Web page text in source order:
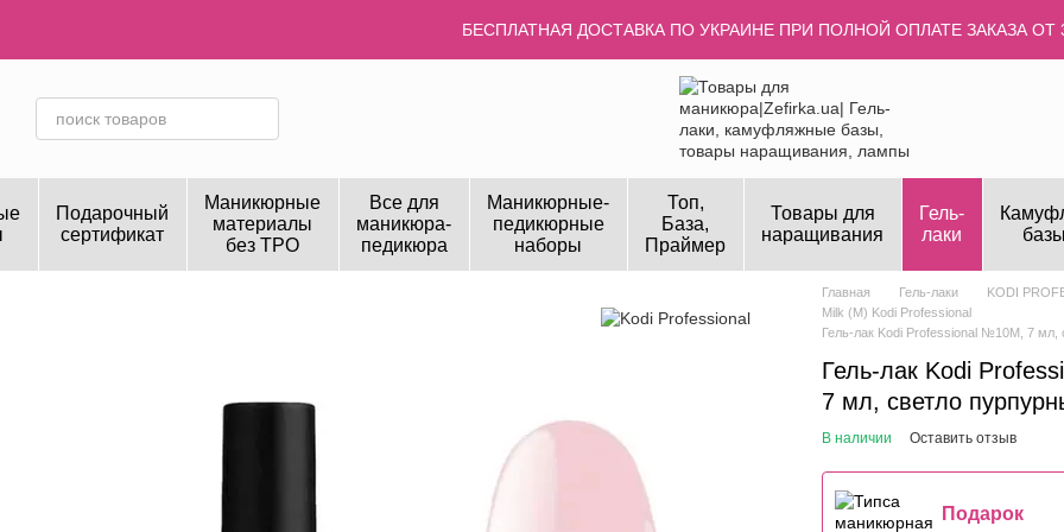
БЕСПЛАТНАЯ ДОСТАВКА ПО УКРАИНЕ ПРИ ПОЛНОЙ ОПЛАТЕ ЗАКАЗА ОТ
Подарочный
сертификат
Маникюрные
материалы
без TPO
Все для
маникюра-
педикюра
Маникюрные-
педикюрные
наборы
Топ,
База,
Праймер
Товары для
наращивания
Гель-
лаки
Главная Гель-лаки KODI
Milk (M) Kodi Professional
Гель-лак Kodi Professional №10M, 7 мл,
Гель-лак Kodi
7 мл, светло
В наличии Оставить отзыв
Подарок